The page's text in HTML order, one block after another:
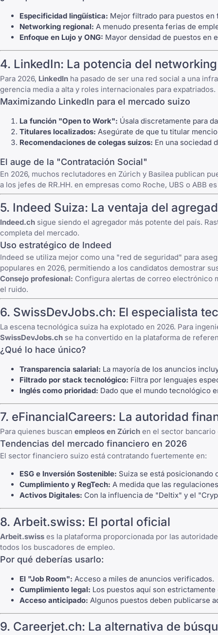
Especificidad lingüística: Mejor filtrado para puestos
Networking regional: A menudo presenta ferias de
Enfoque en Lujo y ONG: Mayor densidad de puestos en
4. LinkedIn: La potencia del networking
Para 2026, LinkedIn ha pasado de ser una red social a una
gerencia media a alta y roles internacionales para
Maximizando LinkedIn para el mercado suizo
La función "Open to Work": Úsala discretamente para
Titulares localizados: Asegúrate de que tu titular
Recomendaciones de colegas suizos: En una sociedad
El auge de la "Contratación Social"
En 2026, muchos reclutadores en Zúrich y Basilea publican
a los jefes de RR.HH. en empresas como Roche, UBS o ABB
5. Indeed Suiza: La ventaja del
Indeed.ch sigue siendo el agregador más potente del país.
completa del mercado.
Uso estratégico de Indeed
Indeed se utiliza mejor como una "red de seguridad" para
populares en 2026, permitiendo a los candidatos demostrar
Consejo profesional: Configura alertas de correo electrónico
el ruido.
6. SwissDevJobs.ch: El especialista
La escena tecnológica suiza ha explotado en 2026. Para
SwissDevJobs.ch se ha convertido en la plataforma de
¿Qué lo hace único?
Transparencia salarial: La mayoría de los anuncios
Filtrado por stack tecnológico: Filtra por lenguajes
Inglés como prioridad: Dado que el mundo tecnológico
7. eFinancialCareers: La autoridad
Para quienes buscan empleos en Zúrich en el sector
Tendencias del mercado financiero en 2026
El sector financiero suizo está contratando fuertemente en:
ESG e Inversión Sostenible: Suiza se está posicionando
Cumplimiento y RegTech: A medida que las
Activos Digitales: Con la influencia de "Deltix" y el
8. Arbeit.swiss: El portal oficial
Arbeit.swiss es la plataforma proporcionada por las
todos los buscadores de empleo.
Por qué deberías usarlo:
El "Job Room": Acceso a miles de anuncios verificados.
Cumplimiento legal: Los puestos aquí son
Acceso anticipado: Algunos puestos deben publicarse
9. Careerjet.ch: La alternativa de